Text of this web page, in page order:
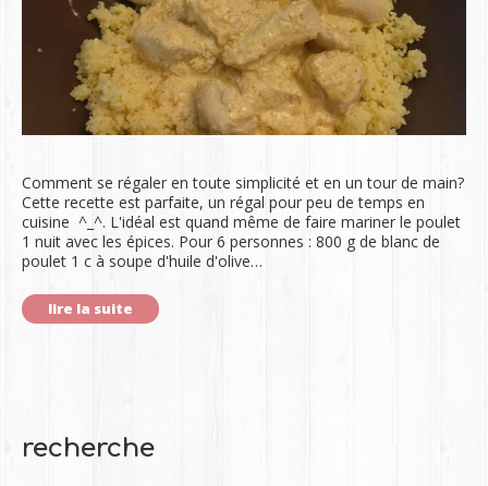
Comment se régaler en toute simplicité et en un tour de main?
Cette recette est parfaite, un régal pour peu de temps en
cuisine ^_^. L'idéal est quand même de faire mariner le poulet
1 nuit avec les épices. Pour 6 personnes : 800 g de blanc de
poulet 1 c à soupe d'huile d'olive…
lire la suite
recherche